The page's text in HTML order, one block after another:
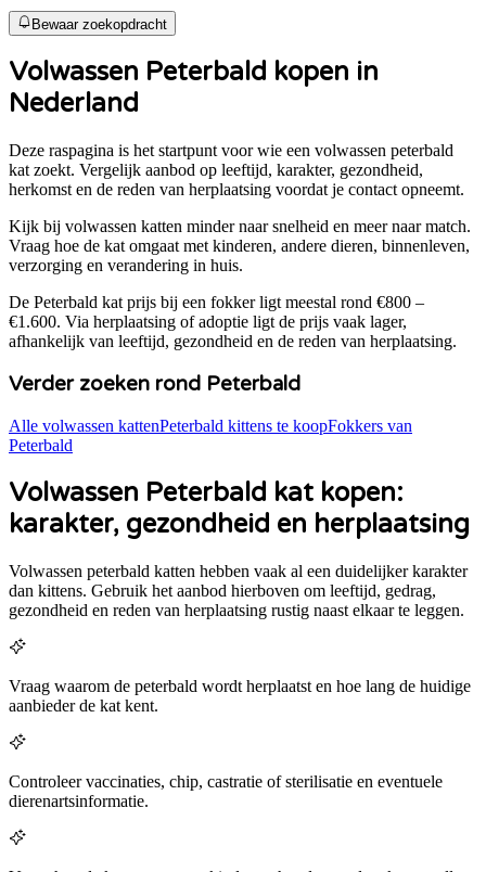
Bewaar zoekopdracht
Volwassen Peterbald kopen in
Nederland
Deze raspagina is het startpunt voor wie een volwassen peterbald
kat zoekt. Vergelijk aanbod op leeftijd, karakter, gezondheid,
herkomst en de reden van herplaatsing voordat je contact opneemt.
Kijk bij volwassen katten minder naar snelheid en meer naar match.
Vraag hoe de kat omgaat met kinderen, andere dieren, binnenleven,
verzorging en verandering in huis.
De Peterbald kat prijs bij een fokker ligt meestal rond €800 –
€1.600. Via herplaatsing of adoptie ligt de prijs vaak lager,
afhankelijk van leeftijd, gezondheid en de reden van herplaatsing.
Verder zoeken rond Peterbald
Alle volwassen kattenPeterbald kittens te koopFokkers van
Peterbald
Volwassen Peterbald kat kopen:
karakter, gezondheid en herplaatsing
Volwassen peterbald katten hebben vaak al een duidelijker karakter
dan kittens. Gebruik het aanbod hierboven om leeftijd, gedrag,
gezondheid en reden van herplaatsing rustig naast elkaar te leggen.
Vraag waarom de peterbald wordt herplaatst en hoe lang de huidige
aanbieder de kat kent.
Controleer vaccinaties, chip, castratie of sterilisatie en eventuele
dierenartsinformatie.